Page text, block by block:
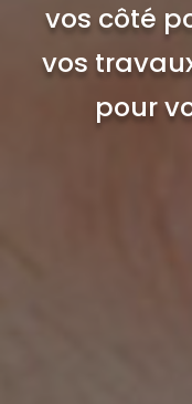
vos côté
vos
pour